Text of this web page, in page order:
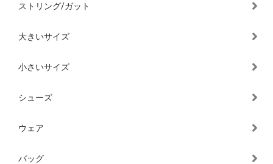
ストリング/ガット
大きいサイズ
小さいサイズ
シューズ
ウェア
バッグ